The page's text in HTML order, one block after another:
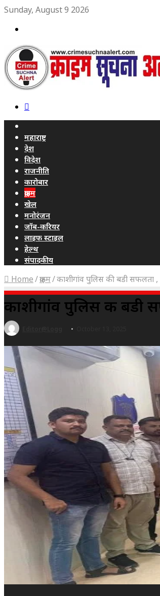
Sunday, August 9 2026
महाराष्ट्र
देश
विदेश
राजनीति
कारोबार
क्राइम
खेल
मनोरंजन
जॉब-करियर
लाइफ स्टाइल
हेल्थ
संपादकीय
Home/क्राइम/काशीगांव पुलिस की बडी सफलता
काशीगांव पुलिस की बडी